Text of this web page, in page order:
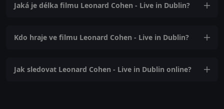
Jaká je délka filmu Leonard Cohen - Live in Dublin?
Kdo hraje ve filmu Leonard Cohen - Live in Dublin?
Jak sledovat Leonard Cohen - Live in Dublin online?